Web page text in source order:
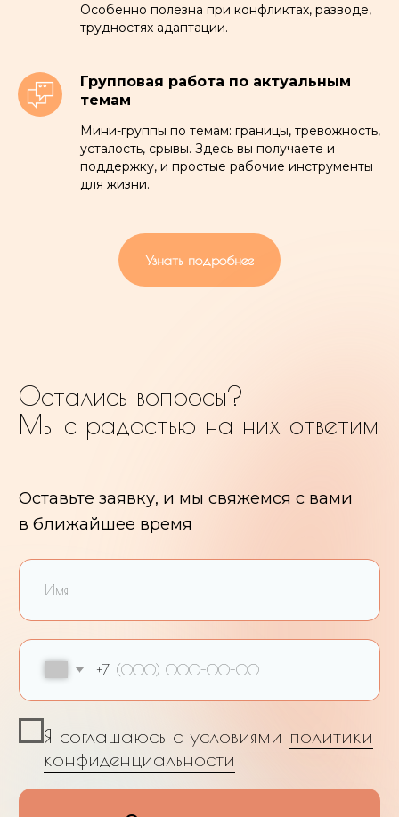
Особенно полезна при конфликтах, разводе,
трудностях адаптации.
Групповая работа по актуальным
темам
Мини-группы по темам: границы, тревожность,
усталость, срывы. Здесь вы получаете и
поддержку, и простые рабочие инструменты
для жизни.
Узнать подробнее
ИП Васькина Наталия Александровна
ОГРНИП 321774600099107
Правила посещения
Договор оказания услуг
Образовательная программа